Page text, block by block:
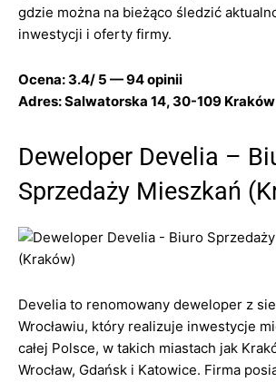
gdzie można na bieżąco śledzić
inwestycji i oferty firmy.
Ocena: 3.4/ 5 — 94 opinii
Adres: Salwatorska 14, 30-109 Kraków
Deweloper Develia –
Sprzedaży Mieszkań
Develia to renomowany deweloper z
Wrocławiu, który realizuje inwestycje
całej Polsce, w takich miastach jak
Wrocław, Gdańsk i Katowice. Firma